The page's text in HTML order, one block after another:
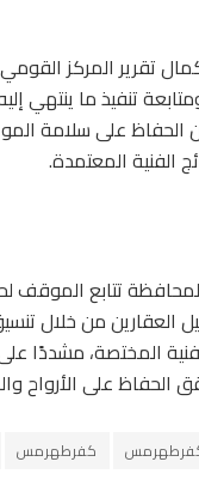
تقرير المركز
تنفيذ ما ينتهي
الحفاظ على سلامة
الفنية المعتمدة.
تتابع الموقف
العقارين من خلال
المختصة، مشددًا
على الأرواح
كفرطهرمس